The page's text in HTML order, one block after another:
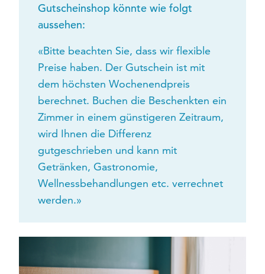
Gutscheinshop könnte wie folgt
aussehen:
«Bitte beachten Sie, dass wir flexible
Preise haben. Der Gutschein ist mit
dem höchsten Wochenendpreis
berechnet. Buchen die Beschenkten ein
Zimmer in einem günstigeren Zeitraum,
wird Ihnen die Differenz
gutgeschrieben und kann mit
Getränken, Gastronomie,
Wellnessbehandlungen etc. verrechnet
werden.»